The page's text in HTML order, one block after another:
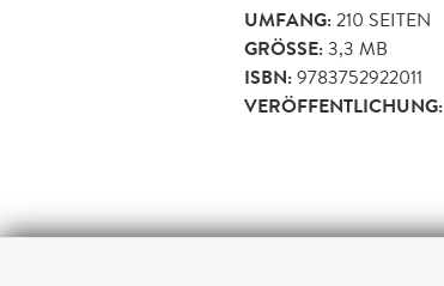
UMFANG:210 SEITEN
GRÖSSE: 3,3 MB
ISBN:9783752922011
VERÖFFENTLICHUNG: